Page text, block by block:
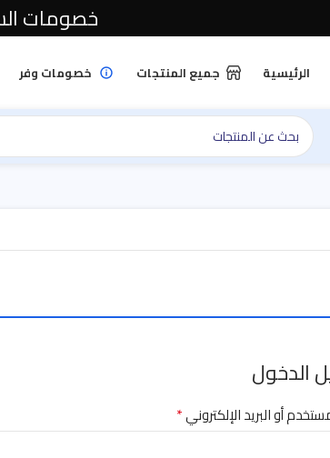
الرئيسية جميع المنتجات خصومات وفر
الدخول
أو البريد الإلكتروني*
خصومات